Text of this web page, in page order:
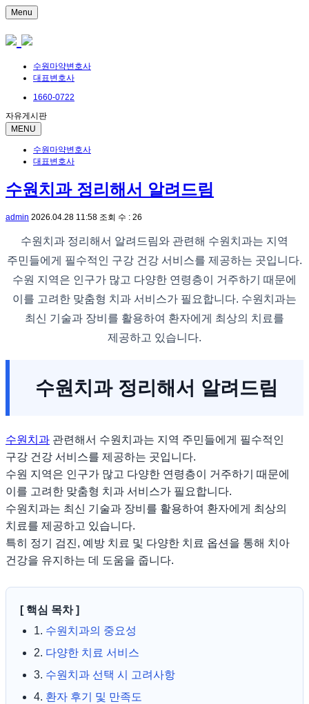
Menu
수원마약변호사
대표변호사
1660-0722
자유게시판
MENU
수원마약변호사
대표변호사
수원치과 정리해서 알려드림
admin 2026.04.28 11:58 조회 수 : 26
수원치과 정리해서 알려드림와 관련해 수원치과는 지역
주민들에게 필수적인 구강 건강 서비스를 제공하는 곳입니다.
수원 지역은 인구가 많고 다양한 연령층이 거주하기 때문에
이를 고려한 맞춤형 치과 서비스가 필요합니다. 수원치과는
최신 기술과 장비를 활용하여 환자에게 최상의 치료를
제공하고 있습니다.
수원치과 정리해서 알려드림
수원치과 관련해서 수원치과는 지역 주민들에게 필수적인
구강 건강 서비스를 제공하는 곳입니다.
수원 지역은 인구가 많고 다양한 연령층이 거주하기 때문에
이를 고려한 맞춤형 치과 서비스가 필요합니다.
수원치과는 최신 기술과 장비를 활용하여 환자에게 최상의
치료를 제공하고 있습니다.
특히 정기 검진, 예방 치료 및 다양한 치료 옵션을 통해 치아
건강을 유지하는 데 도움을 줍니다.
[ 핵심 목차 ]
1. 수원치과의 중요성
2. 다양한 치료 서비스
3. 수원치과 선택 시 고려사항
4. 환자 후기 및 만족도